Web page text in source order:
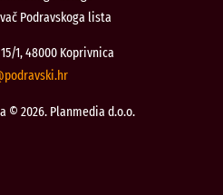
Podravskoga lista
1, 48000 Koprivnica
rh.iksvardop
© 2026. Planmedia d.o.o.